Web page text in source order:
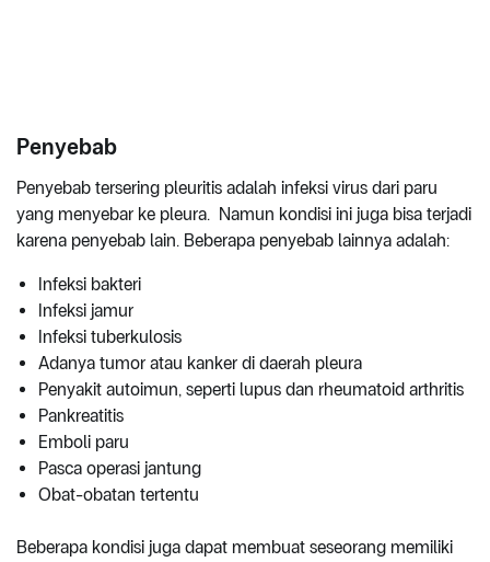
Penyebab
Penyebab tersering pleuritis adalah infeksi virus dari paru
yang menyebar ke pleura. Namun kondisi ini juga bisa terjadi
karena penyebab lain. Beberapa penyebab lainnya adalah:
Infeksi bakteri
Infeksi jamur
Infeksi tuberkulosis
Adanya tumor atau kanker di daerah pleura
Penyakit autoimun, seperti lupus dan rheumatoid arthritis
Pankreatitis
Emboli paru
Pasca operasi jantung
Obat-obatan tertentu
Beberapa kondisi juga dapat membuat seseorang memiliki